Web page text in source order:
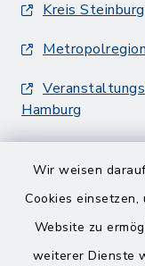
Wir weisen
Cookies
Website zu
weiterer Dienste
Kreis Steinburg
Hamburg